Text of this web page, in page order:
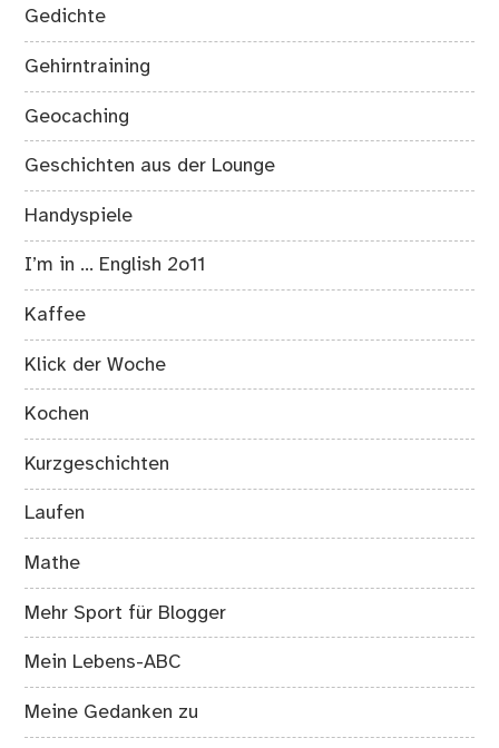
Gedichte
Gehirntraining
Geocaching
Geschichten aus der Lounge
Handyspiele
I’m in … English 2o11
Kaffee
Klick der Woche
Kochen
Kurzgeschichten
Laufen
Mathe
Mehr Sport für Blogger
Mein Lebens-ABC
Meine Gedanken zu